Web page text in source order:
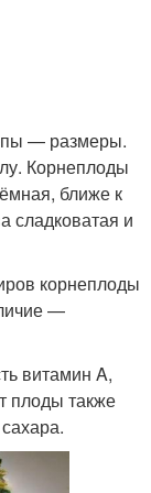
— размеры.
Корнеплоды
ближе к
сладковатая и
корнеплоды
—
витамин A,
плоды также